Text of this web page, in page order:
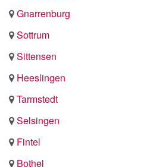
Gnarrenburg
Sottrum
Sittensen
Heeslingen
Tarmstedt
Selsingen
Fintel
Bothel